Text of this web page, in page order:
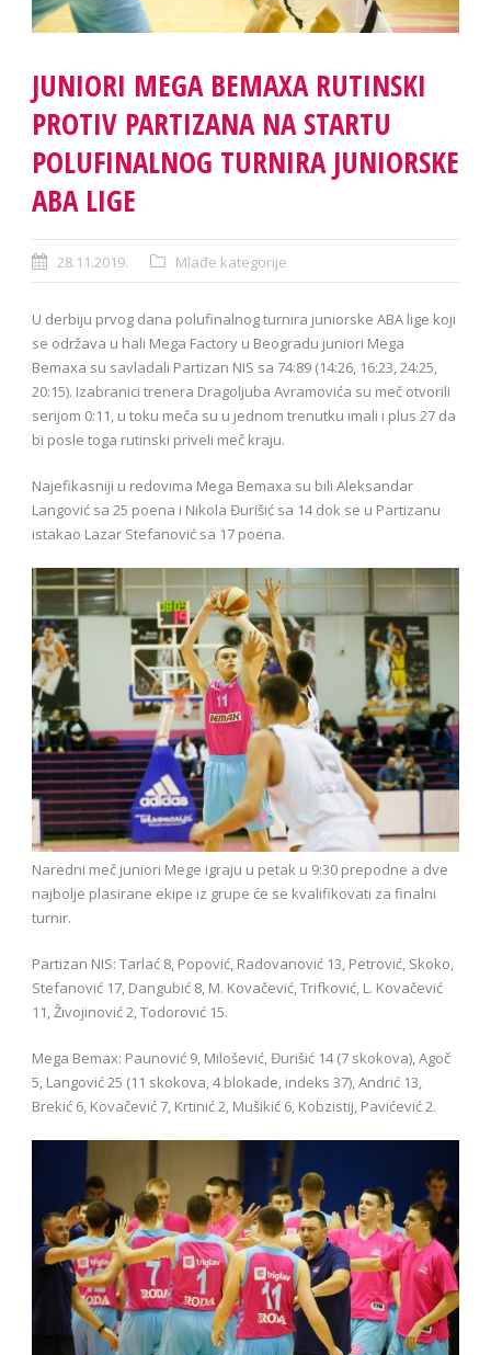
JUNIORI MEGA BEMAXA RUTINSKI
PROTIV PARTIZANA NA STARTU
POLUFINALNOG TURNIRA JUNIORSKE
ABA LIGE
28.11.2019. Mlađe kategorije
U derbiju prvog dana polufinalnog turnira juniorske ABA lige koji
se održava u hali Mega Factory u Beogradu juniori Mega
Bemaxa su savladali Partizan NIS sa 74:89 (14:26, 16:23, 24:25,
20:15). Izabranici trenera Dragoljuba Avramovića su meč otvorili
serijom 0:11, u toku meča su u jednom trenutku imali i plus 27 da
bi posle toga rutinski priveli meč kraju.
Najefikasniji u redovima Mega Bemaxa su bili Aleksandar
Langović sa 25 poena i Nikola Đurišić sa 14 dok se u Partizanu
istakao Lazar Stefanović sa 17 poena.
Naredni meč juniori Mege igraju u petak u 9:30 prepodne a dve
najbolje plasirane ekipe iz grupe će se kvalifikovati za finalni
turnir.
Partizan NIS: Tarlać 8, Popović, Radovanović 13, Petrović, Skoko,
Stefanović 17, Dangubić 8, M. Kovačević, Trifković, L. Kovačević
11, Živojinović 2, Todorović 15.
Mega Bemax: Paunović 9, Milošević, Đurišić 14 (7 skokova), Agoč
5, Langović 25 (11 skokova, 4 blokade, indeks 37), Andrić 13,
Brekić 6, Kovačević 7, Krtinić 2, Mušikić 6, Kobzistij, Pavićević 2.